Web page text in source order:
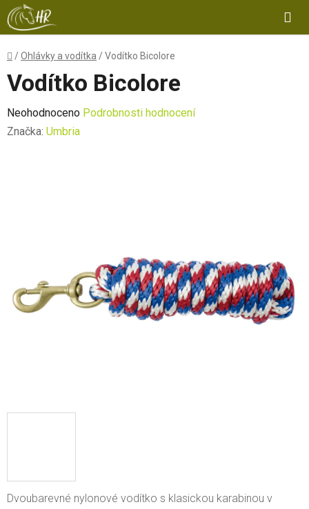
Přejít
na
obsah
Domů
/Ohlávky a vodítka /Vodítko Bicolore
Dvoubarevné nylonové vodítko s klasickou karabinou v
Vodítko Bicolore
Průměrné
hodnocení
Neohodnoceno Podrobnosti hodnocení
Značka: Umbria